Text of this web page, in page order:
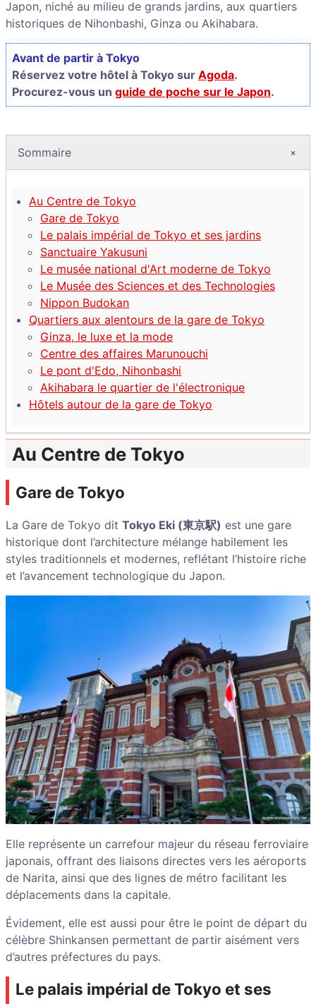
Japon, niché au milieu de grands jardins, aux quartiers
historiques de Nihonbashi, Ginza ou Akihabara.
Avant de partir à Tokyo
Réservez votre hôtel à Tokyo sur Agoda.
Procurez-vous un guide de poche sur le Japon.
Sommaire
Au Centre de Tokyo
Gare de Tokyo
Le palais impérial de Tokyo et ses jardins
Sanctuaire Yakusuni
Le musée national d'Art moderne de Tokyo
Le Musée des Sciences et des Technologies
Nippon Budokan
Quartiers aux alentours de la gare de Tokyo
Ginza, le luxe et la mode
Centre des affaires Marunouchi
Le pont d'Edo, Nihonbashi
Akihabara le quartier de l'électronique
Hôtels autour de la gare de Tokyo
Au Centre de Tokyo
Gare de Tokyo
La Gare de Tokyo dit Tokyo Eki (東京駅) est une gare
historique dont l’architecture mélange habilement les
styles traditionnels et modernes, reflétant l’histoire riche
et l’avancement technologique du Japon.
Elle représente un carrefour majeur du réseau ferroviaire
japonais, offrant des liaisons directes vers les aéroports
de Narita, ainsi que des lignes de métro facilitant les
déplacements dans la capitale.
Évidement, elle est aussi pour être le point de départ du
célèbre Shinkansen permettant de partir aisément vers
d’autres préfectures du pays.
Le palais impérial de Tokyo et ses